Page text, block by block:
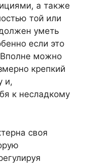
а также
той или
уметь
если это
можно
крепкий
и,
к несладкому
своя